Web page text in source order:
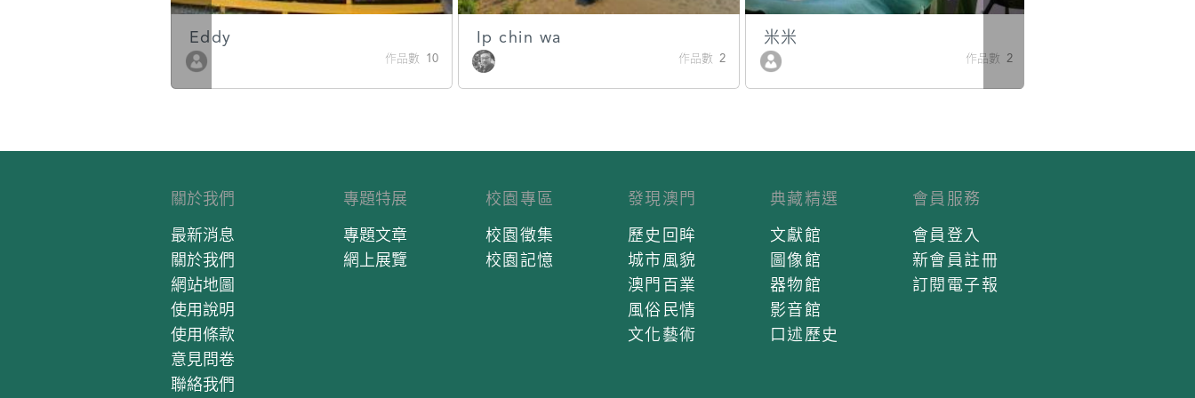
Eddy
作品數 10
Ip chin wa
作品數 2
米米
作品數 2
關於我們
最新消息
關於我們
網站地圖
使用說明
使用條款
意見問卷
聯絡我們
專題特展
專題文章
網上展覽
校園專區
校園徵集
校園記憶
發現澳門
歷史回眸
城市風貌
澳門百業
風俗民情
文化藝術
典藏精選
文獻館
圖像館
器物館
影音館
口述歷史
會員服務
會員登入
新會員註冊
訂閱電子報